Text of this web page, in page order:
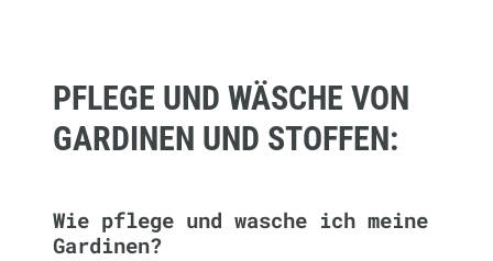
PFLEGE UND WÄSCHE VON
GARDINEN UND STOFFEN:
Wie pflege und wasche ich meine
Gardinen?